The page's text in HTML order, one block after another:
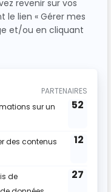
utilisées pour
visite du site
et pour d’autres
DANS